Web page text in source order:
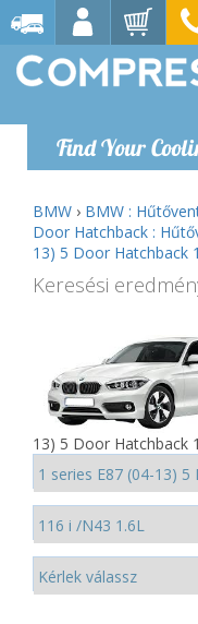
Find Your
BMW › BMW :
Door Hatchback :
13) 5 Door Hatchback
Keresési
13) 5 Door Hatchback